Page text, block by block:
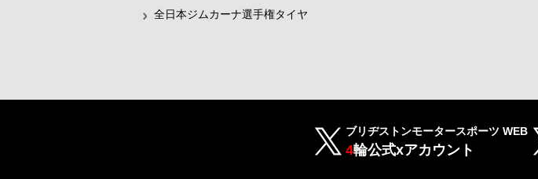
全日本ジムカーナ選手権タイヤ
ブリヂストンモータースポーツ WEB
4輪公式xアカウント